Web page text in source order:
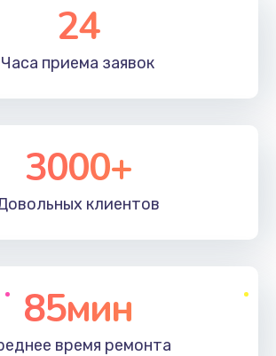
24
Часа приема заявок
3000+
клиентов
85мин
время ремонта